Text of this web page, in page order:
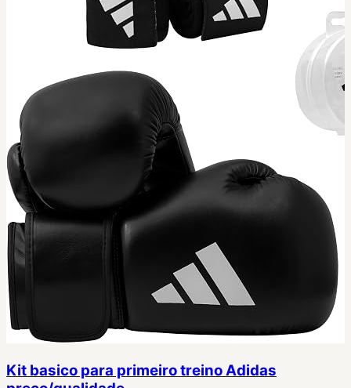
Kit basico para primeiro treino Adidas